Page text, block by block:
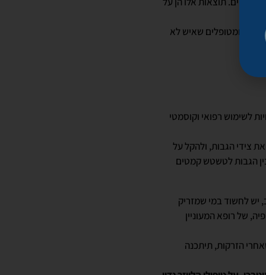
ומטופלים שאיש לא
לשימוש רפואי וקוסמטי
צידי הגבות, ולהקל על
הגבות לטשטש קמטים
יש לחשוד במי שמזריק
של רופא המעוניין
הזרקות, תיתכנה